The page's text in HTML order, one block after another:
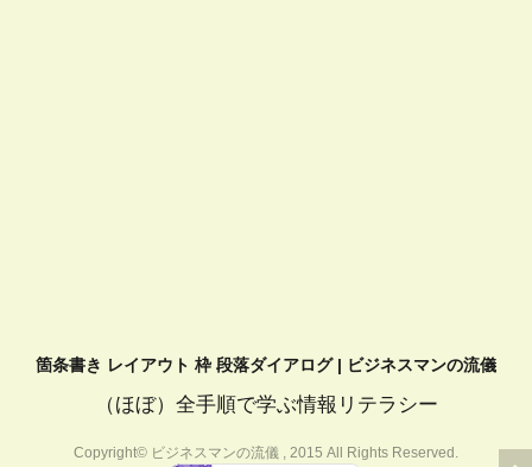
箇条書き レイアウト 枠 段落ダイアログ | ビジネスマンの流儀
（ほぼ）全手順で学ぶ情報リテラシー
Copyright© ビジネスマンの流儀 , 2015 All Rights Reserved.